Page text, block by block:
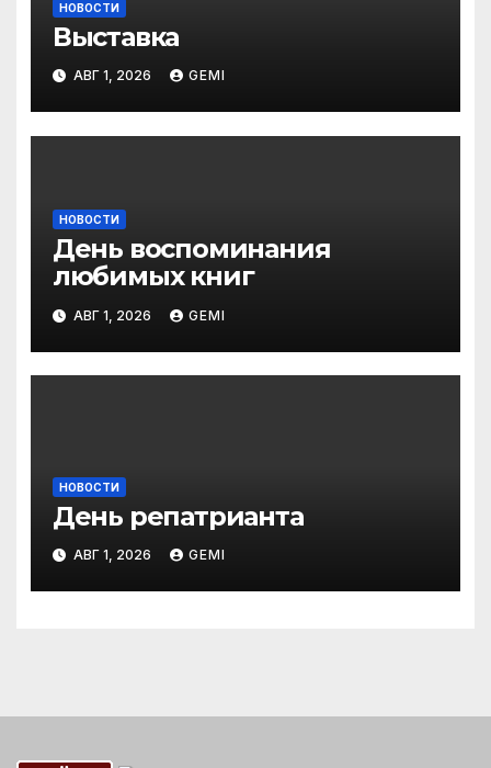
НОВОСТИ
Выставка
АВГ 1, 2026 GEMI
НОВОСТИ
День воспоминания
любимых книг
АВГ 1, 2026 GEMI
НОВОСТИ
День репатрианта
АВГ 1, 2026 GEMI